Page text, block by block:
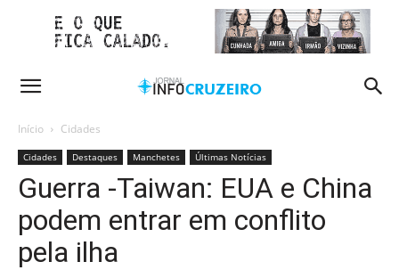
Início Cidades
Cidades Destaques Manchetes Últimas Notícias
Guerra -Taiwan: EUA e China
podem entrar em conflito
pela ilha